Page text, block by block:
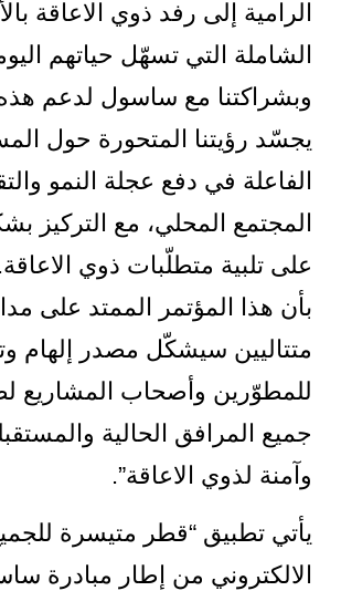
الرامية إلى رفد ذوي الاعاقة
الشاملة التي تسهّل حياتهم
وبشراكتنا مع ساسول لدعم هذه
يجسّد رؤيتنا المتحورة حول
الفاعلة في دفع عجلة النمو
المجتمع المحلي، مع التركيز
على تلبية متطلّبات ذوي
بأن هذا المؤتمر الممتد على
متتاليين سيشكّل مصدر إلهام
للمطوّرين وأصحاب المشاريع
جميع المرافق الحالية
وآمنة لذوي الاعاقة”.
يأتي تطبيق “قطر متيسرة
الالكتروني من إطار مبادرة